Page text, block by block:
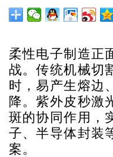
柔性电子制造正
战。传统机械切
时，易产生熔边
降。紫外皮秒激
斑的协同作用，
子、半导体封装
案。